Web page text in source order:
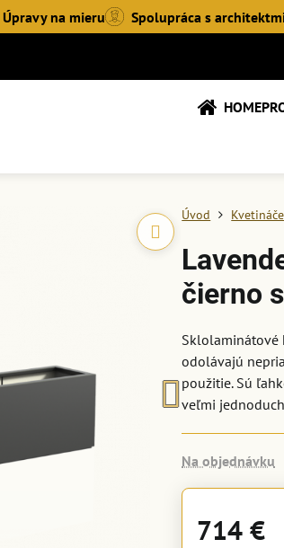
Úpravy na mieru Spolupráca s
HOME
Úvod Kvetináče
čierno
Sklolaminátové
odolávajú
použitie. Sú
veľmi
Na objednávku
714 €